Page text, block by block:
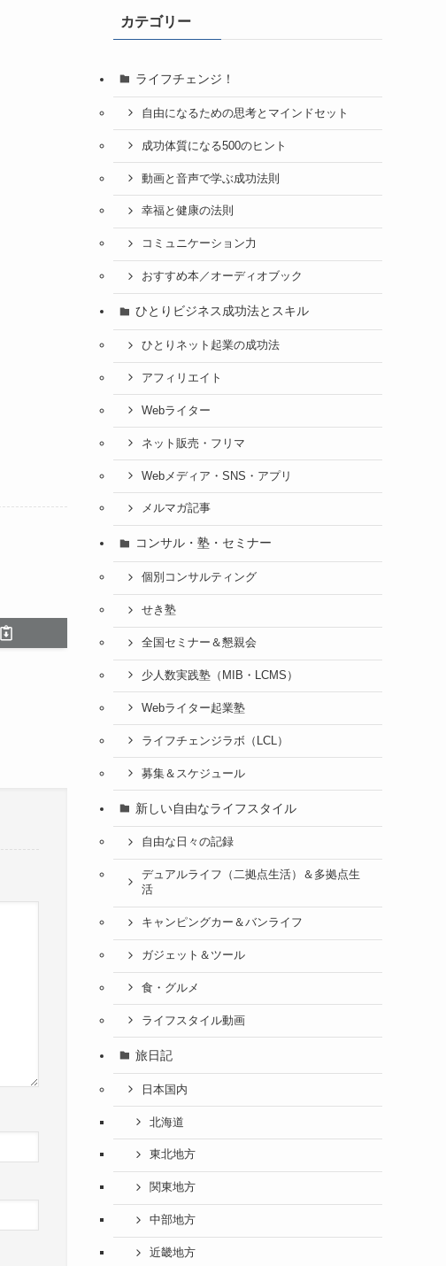
カテゴリー
ライフチェンジ！
自由になるための思考とマインドセット
成功体質になる500のヒント
動画と音声で学ぶ成功法則
幸福と健康の法則
コミュニケーション力
おすすめ本／オーディオブック
ひとりビジネス成功法とスキル
ひとりネット起業の成功法
アフィリエイト
Webライター
ネット販売・フリマ
Webメディア・SNS・アプリ
メルマガ記事
コンサル・塾・セミナー
個別コンサルティング
せき塾
全国セミナー＆懇親会
少人数実践塾（MIB・LCMS）
Webライター起業塾
ライフチェンジラボ（LCL）
募集＆スケジュール
新しい自由なライフスタイル
自由な日々の記録
デュアルライフ（二拠点生活）＆多拠点生
活
キャンピングカー＆バンライフ
ガジェット＆ツール
食・グルメ
ライフスタイル動画
旅日記
日本国内
北海道
東北地方
関東地方
中部地方
近畿地方